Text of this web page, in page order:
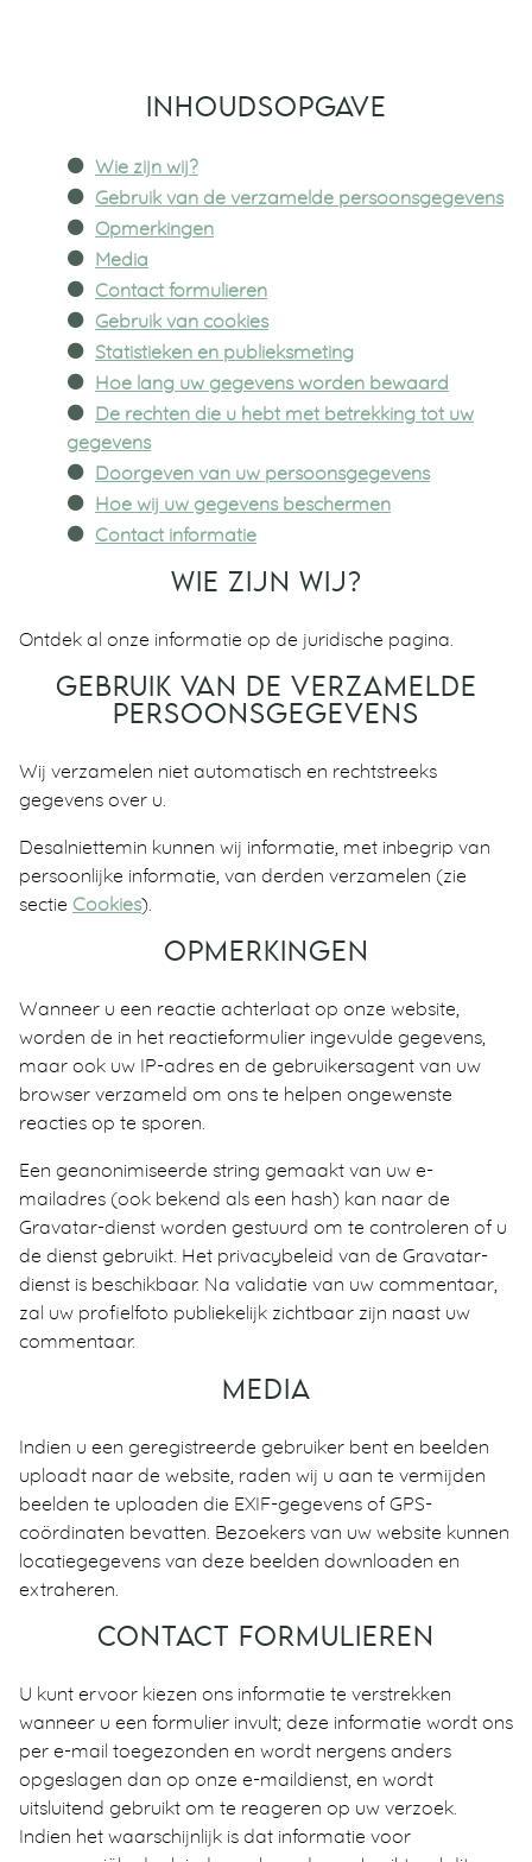
INHOUDSOPGAVE
Wie zijn wij?
Gebruik van de verzamelde persoonsgegevens
Opmerkingen
Media
Contact formulieren
Gebruik van cookies
Statistieken en publieksmeting
Hoe lang uw gegevens worden bewaard
De rechten die u hebt met betrekking tot uw
gegevens
Doorgeven van uw persoonsgegevens
Hoe wij uw gegevens beschermen
Contact informatie
WIE ZIJN WIJ?
Ontdek al onze informatie op de juridische pagina.
GEBRUIK VAN DE VERZAMELDE
PERSOONSGEGEVENS
Wij verzamelen niet automatisch en rechtstreeks
gegevens over u.
Desalniettemin kunnen wij informatie, met inbegrip van
persoonlijke informatie, van derden verzamelen (zie
sectie Cookies).
OPMERKINGEN
Wanneer u een reactie achterlaat op onze website,
worden de in het reactieformulier ingevulde gegevens,
maar ook uw IP-adres en de gebruikersagent van uw
browser verzameld om ons te helpen ongewenste
reacties op te sporen.
Een geanonimiseerde string gemaakt van uw e-
mailadres (ook bekend als een hash) kan naar de
Gravatar-dienst worden gestuurd om te controleren of u
de dienst gebruikt. Het privacybeleid van de Gravatar-
dienst is beschikbaar. Na validatie van uw commentaar,
zal uw profielfoto publiekelijk zichtbaar zijn naast uw
commentaar.
MEDIA
Indien u een geregistreerde gebruiker bent en beelden
uploadt naar de website, raden wij u aan te vermijden
beelden te uploaden die EXIF-gegevens of GPS-
coördinaten bevatten. Bezoekers van uw website kunnen
locatiegegevens van deze beelden downloaden en
extraheren.
CONTACT FORMULIEREN
U kunt ervoor kiezen ons informatie te verstrekken
wanneer u een formulier invult; deze informatie wordt ons
per e-mail toegezonden en wordt nergens anders
opgeslagen dan op onze e-maildienst, en wordt
uitsluitend gebruikt om te reageren op uw verzoek.
Indien het waarschijnlijk is dat informatie voor